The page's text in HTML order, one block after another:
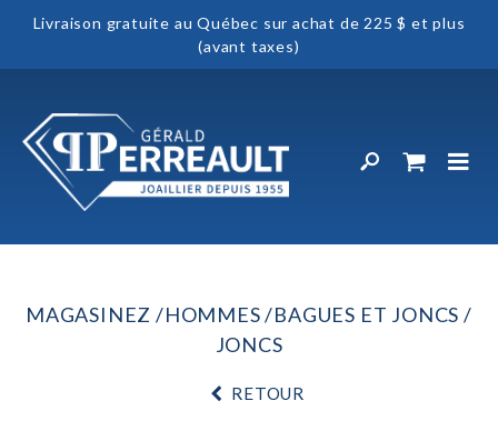
Livraison gratuite au Québec sur achat de 225 $ et plus
(avant taxes)
MAGASINEZ HOMMES
BAGUES ET JONCS
JONCS
RETOUR